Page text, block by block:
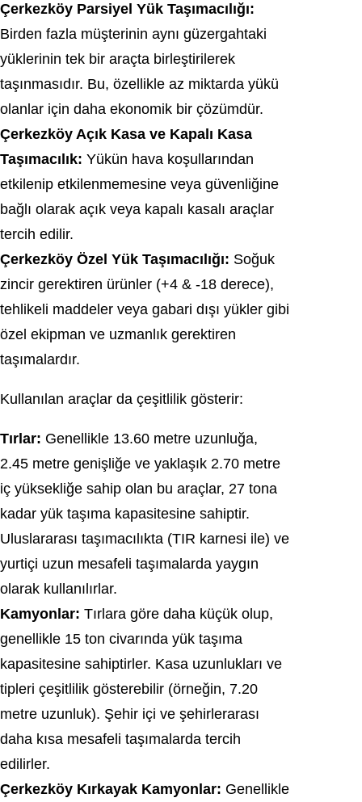
Çerkezköy Parsiyel Yük Taşımacılığı:
Birden fazla müşterinin aynı güzergahtaki
yüklerinin tek bir araçta birleştirilerek
taşınmasıdır. Bu, özellikle az miktarda yükü
olanlar için daha ekonomik bir çözümdür.
Çerkezköy Açık Kasa ve Kapalı Kasa
Taşımacılık: Yükün hava koşullarından
etkilenip etkilenmemesine veya güvenliğine
bağlı olarak açık veya kapalı kasalı araçlar
tercih edilir.
Çerkezköy Özel Yük Taşımacılığı: Soğuk
zincir gerektiren ürünler (+4 & -18 derece),
tehlikeli maddeler veya gabari dışı yükler gibi
özel ekipman ve uzmanlık gerektiren
taşımalardır.
Kullanılan araçlar da çeşitlilik gösterir:
Tırlar: Genellikle 13.60 metre uzunluğa,
2.45 metre genişliğe ve yaklaşık 2.70 metre
iç yüksekliğe sahip olan bu araçlar, 27 tona
kadar yük taşıma kapasitesine sahiptir.
Uluslararası taşımacılıkta (TIR karnesi ile) ve
yurtiçi uzun mesafeli taşımalarda yaygın
olarak kullanılırlar.
Kamyonlar: Tırlara göre daha küçük olup,
genellikle 15 ton civarında yük taşıma
kapasitesine sahiptirler. Kasa uzunlukları ve
tipleri çeşitlilik gösterebilir (örneğin, 7.20
metre uzunluk). Şehir içi ve şehirlerarası
daha kısa mesafeli taşımalarda tercih
edilirler.
Çerkezköy Kırkayak Kamyonlar: Genellikle